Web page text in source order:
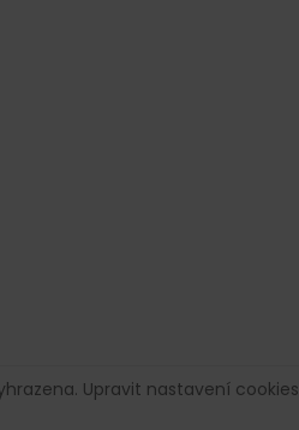
Upravit nastavení cookies